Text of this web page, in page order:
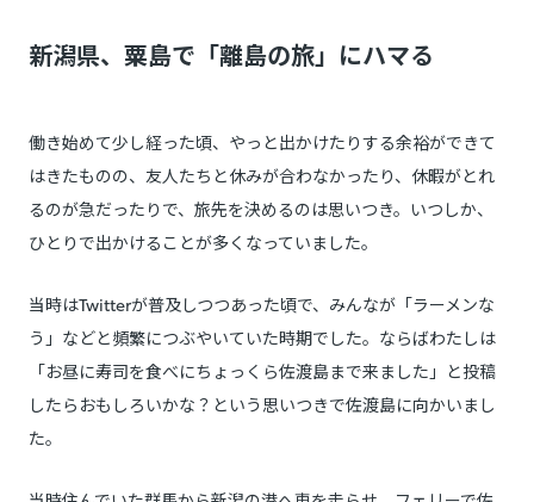
新潟県、粟島で「離島の旅」にハマる
働き始めて少し経った頃、やっと出かけたりする余裕ができて
はきたものの、友人たちと休みが合わなかったり、休暇がとれ
るのが急だったりで、旅先を決めるのは思いつき。いつしか、
ひとりで出かけることが多くなっていました。
当時はTwitterが普及しつつあった頃で、みんなが「ラーメンな
う」などと頻繁につぶやいていた時期でした。ならばわたしは
「お昼に寿司を食べにちょっくら佐渡島まで来ました」と投稿
したらおもしろいかな？という思いつきで佐渡島に向かいまし
た。